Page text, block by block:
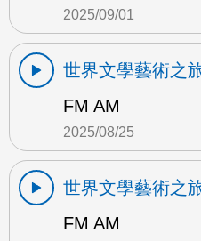
2025/09/01
世界文學藝術之
FM AM
2025/08/25
世界文學藝術之
FM AM